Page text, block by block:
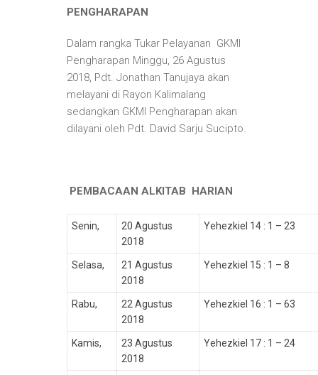
PENGHARAPAN
Dalam rangka Tukar Pelayanan GKMI
Pengharapan Minggu, 26 Agustus
2018, Pdt. Jonathan Tanujaya akan
melayani di Rayon Kalimalang
sedangkan GKMI Pengharapan akan
dilayani oleh Pdt. David Sarju Sucipto.
PEMBACAAN ALKITAB HARIAN
Senin,
20 Agustus
2018
Yehezkiel 14 : 1 – 23
Selasa,
21 Agustus
2018
Yehezkiel 15 : 1 – 8
Rabu,
22 Agustus
2018
Yehezkiel 16 : 1 – 63
Kamis,
23 Agustus
2018
Yehezkiel 17 : 1 – 24